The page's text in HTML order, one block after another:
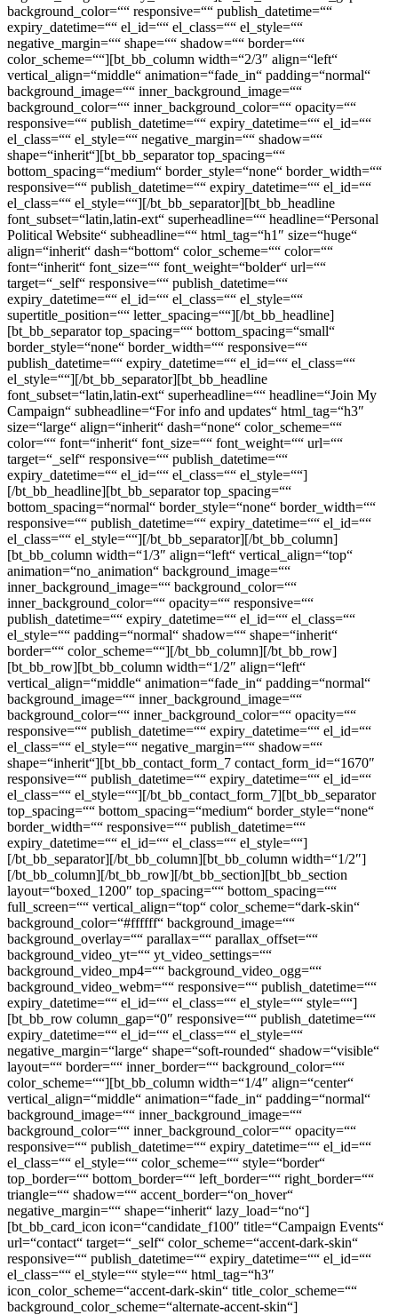
background_color=““ responsive=““ publish_datetime=““
expiry_datetime=““ el_id=““ el_class=““ el_style=““
negative_margin=““ shape=““ shadow=““ border=““
color_scheme=““][bt_bb_column width=“2/3″ align=“left“
vertical_align=“middle“ animation=“fade_in“ padding=“normal“
background_image=““ inner_background_image=““
background_color=““ inner_background_color=““ opacity=““
responsive=““ publish_datetime=““ expiry_datetime=““ el_id=““
el_class=““ el_style=““ negative_margin=““ shadow=““
shape=“inherit“][bt_bb_separator top_spacing=““
bottom_spacing=“medium“ border_style=“none“ border_width=““
responsive=““ publish_datetime=““ expiry_datetime=““ el_id=““
el_class=““ el_style=““][/bt_bb_separator][bt_bb_headline
font_subset=“latin,latin-ext“ superheadline=““ headline=“Personal
Political Website“ subheadline=““ html_tag=“h1″ size=“huge“
align=“inherit“ dash=“bottom“ color_scheme=““ color=““
font=“inherit“ font_size=““ font_weight=“bolder“ url=““
target=“_self“ responsive=““ publish_datetime=““
expiry_datetime=““ el_id=““ el_class=““ el_style=““
supertitle_position=““ letter_spacing=““][/bt_bb_headline]
[bt_bb_separator top_spacing=““ bottom_spacing=“small“
border_style=“none“ border_width=““ responsive=““
publish_datetime=““ expiry_datetime=““ el_id=““ el_class=““
el_style=““][/bt_bb_separator][bt_bb_headline
font_subset=“latin,latin-ext“ superheadline=““ headline=“Join My
Campaign“ subheadline=“For info and updates“ html_tag=“h3″
size=“large“ align=“inherit“ dash=“none“ color_scheme=““
color=““ font=“inherit“ font_size=““ font_weight=““ url=““
target=“_self“ responsive=““ publish_datetime=““
expiry_datetime=““ el_id=““ el_class=““ el_style=““]
[/bt_bb_headline][bt_bb_separator top_spacing=““
bottom_spacing=“normal“ border_style=“none“ border_width=““
responsive=““ publish_datetime=““ expiry_datetime=““ el_id=““
el_class=““ el_style=““][/bt_bb_separator][/bt_bb_column]
[bt_bb_column width=“1/3″ align=“left“ vertical_align=“top“
animation=“no_animation“ background_image=““
inner_background_image=““ background_color=““
inner_background_color=““ opacity=““ responsive=““
publish_datetime=““ expiry_datetime=““ el_id=““ el_class=““
el_style=““ padding=“normal“ shadow=““ shape=“inherit“
border=““ color_scheme=““][/bt_bb_column][/bt_bb_row]
[bt_bb_row][bt_bb_column width=“1/2″ align=“left“
vertical_align=“middle“ animation=“fade_in“ padding=“normal“
background_image=““ inner_background_image=““
background_color=““ inner_background_color=““ opacity=““
responsive=““ publish_datetime=““ expiry_datetime=““ el_id=““
el_class=““ el_style=““ negative_margin=““ shadow=““
shape=“inherit“][bt_bb_contact_form_7 contact_form_id=“1670″
responsive=““ publish_datetime=““ expiry_datetime=““ el_id=““
el_class=““ el_style=““][/bt_bb_contact_form_7][bt_bb_separator
top_spacing=““ bottom_spacing=“medium“ border_style=“none“
border_width=““ responsive=““ publish_datetime=““
expiry_datetime=““ el_id=““ el_class=““ el_style=““]
[/bt_bb_separator][/bt_bb_column][bt_bb_column width=“1/2″]
[/bt_bb_column][/bt_bb_row][/bt_bb_section][bt_bb_section
layout=“boxed_1200″ top_spacing=““ bottom_spacing=““
full_screen=““ vertical_align=“top“ color_scheme=“dark-skin“
background_color=“#ffffff“ background_image=““
background_overlay=““ parallax=““ parallax_offset=““
background_video_yt=““ yt_video_settings=““
background_video_mp4=““ background_video_ogg=““
background_video_webm=““ responsive=““ publish_datetime=““
expiry_datetime=““ el_id=““ el_class=““ el_style=““ style=““]
[bt_bb_row column_gap=“0″ responsive=““ publish_datetime=““
expiry_datetime=““ el_id=““ el_class=““ el_style=““
negative_margin=“large“ shape=“soft-rounded“ shadow=“visible“
layout=““ border=““ inner_border=““ background_color=““
color_scheme=““][bt_bb_column width=“1/4″ align=“center“
vertical_align=“middle“ animation=“fade_in“ padding=“normal“
background_image=““ inner_background_image=““
background_color=““ inner_background_color=““ opacity=““
responsive=““ publish_datetime=““ expiry_datetime=““ el_id=““
el_class=““ el_style=““ color_scheme=““ style=“border“
top_border=““ bottom_border=““ left_border=““ right_border=““
triangle=““ shadow=““ accent_border=“on_hover“
negative_margin=““ shape=“inherit“ lazy_load=“no“]
[bt_bb_card_icon icon=“candidate_f100″ title=“Campaign Events“
url=“contact“ target=“_self“ color_scheme=“accent-dark-skin“
responsive=““ publish_datetime=““ expiry_datetime=““ el_id=““
el_class=““ el_style=““ style=““ html_tag=“h3″
icon_color_scheme=“accent-dark-skin“ title_color_scheme=““
background_color_scheme=“alternate-accent-skin“]